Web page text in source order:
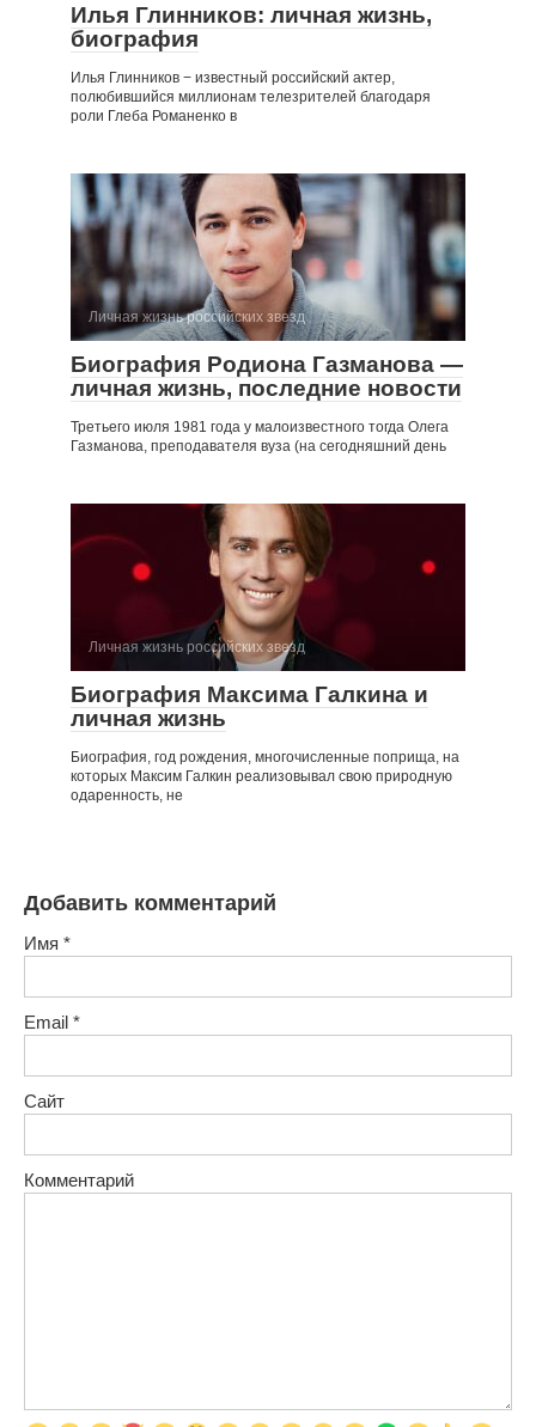
Илья Глинников: личная жизнь,
биография
Илья Глинников − известный российский актер,
полюбившийся миллионам телезрителей благодаря
роли Глеба Романенко в
Личная жизнь российских звезд
Биография Родиона Газманова —
личная жизнь, последние новости
Третьего июля 1981 года у малоизвестного тогда Олега
Газманова, преподавателя вуза (на сегодняшний день
Личная жизнь российских звезд
Биография Максима Галкина и
личная жизнь
Биография, год рождения, многочисленные поприща, на
которых Максим Галкин реализовывал свою природную
одаренность, не
Добавить комментарий
Имя *
Email *
Сайт
Комментарий